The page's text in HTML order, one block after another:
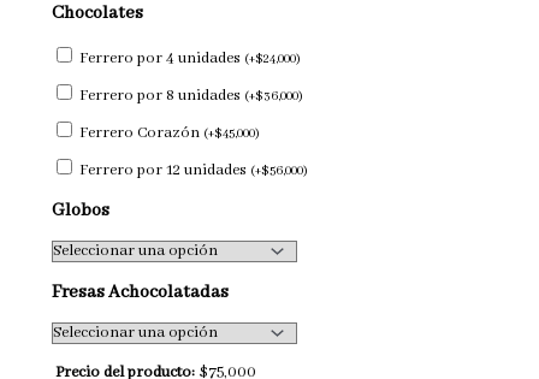
Chocolates
Ferrero por 4 unidades (+$24,000)
Ferrero por 8 unidades (+$36,000)
Ferrero Corazón (+$45,000)
Ferrero por 12 unidades (+$56,000)
Globos
Fresas Achocolatadas
Precio del producto: $75,000